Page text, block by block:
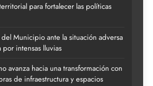
para fortalecer las políticas
Municipio ante la situación adversa
intensas lluvias
avanza hacia una transformación con
de infraestructura y espacios